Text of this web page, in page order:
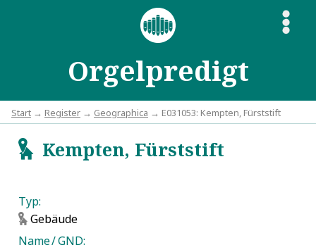
Orgelpredigt
S
Start → Register → Geographica → E031053: Kempten, Fürststift
gKempten, Fürststift
Typ:
gGebäude
Name / GND: